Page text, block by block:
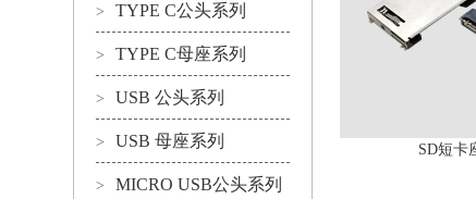
> TYPE C公头系列
> TYPE C母座系列
> USB 公头系列
> USB 母座系列
> MICRO USB公头系列
SD短卡